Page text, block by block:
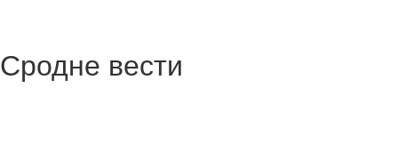
Сродне вести